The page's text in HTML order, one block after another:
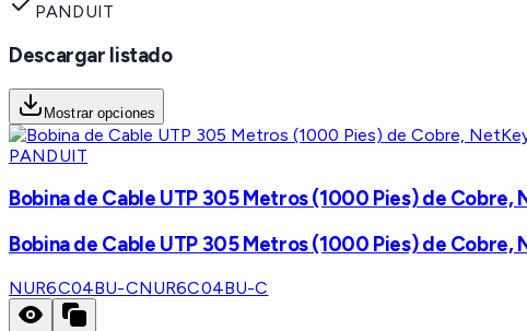
PANDUIT
Descargar listado
Mostrar opciones
PANDUIT
Bobina de Cable UTP 305 Metros (1000 Pies) de
Bobina de Cable UTP 305 Metros (1000 Pies) de
NUR6C04BU-CNUR6C04BU-C